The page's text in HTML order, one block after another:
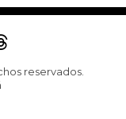
reservados.